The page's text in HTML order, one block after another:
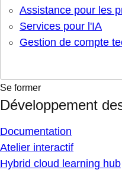
Assistance pour les
Services pour l'IA
Gestion de compte
Se former
Développement
Documentation
Atelier interactif
Hybrid cloud learning hub